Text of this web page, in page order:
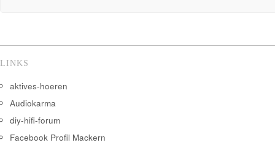
LINKS
aktives-hoeren
Audiokarma
diy-hifi-forum
Facebook Profil Mackern